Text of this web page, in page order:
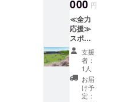
イベン
ト日や
天候不
順、そ
の他の
理由で
掲出で
きない
日が発
生する
トカ
バー 株
式会社
豊田ス
タジア
ム １台
目 バッ
クネッ
ト ロゴ
希望
ンチの
位置は
お選び
いただ
けませ
ん。ま
た公園
内で移
動させ
ること
日 ※現
金との
交換は
できま
せん。
おつり
は出ま
せん。
※郵送に
て提供
※文字数
によっ
ては、
スペー
スの関
係上、
文字の
サイズ
が小さ
くなる
望がな
い場合
は、
「掲載
不要」
とご記
入くだ
さい。
このリ
ターン
ページ
へのデ
ジタル
芳名
※①と同
じもの
を掲出
③サン
クスレ
ター ☆
支援
費用は
手数料
を除き
すべて
コミュ
ニティ
ガーデ
ンの運
営費に
使用い
たしま
名前を
くださ
い。
掲載希
望がな
い場合
は、
「掲載
不要」
とご記
込め
て、お
礼の
メッ
セージ
をお送
りし、
HPにお
名前を
掲載し
000 円
≪全力
応援≫
スポー
ツパー
ク応援
コース
返礼品
は必要
ないの
支援
者：
1人
お届
け予
定：